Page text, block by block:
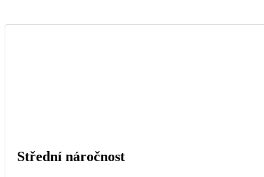
Střední náročnost